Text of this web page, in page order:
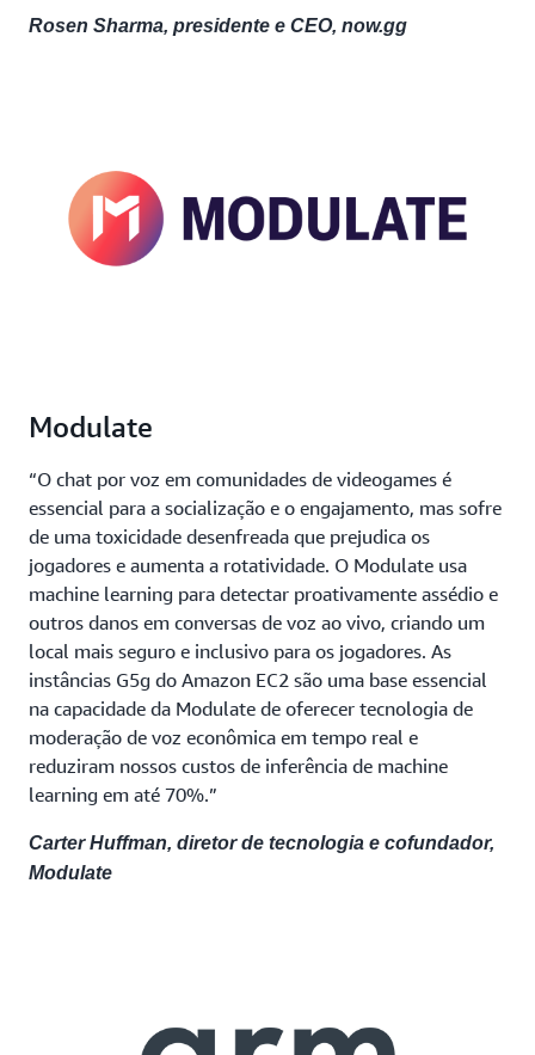
Rosen Sharma, presidente e CEO, now.gg
Modulate
“O chat por voz em comunidades de videogames é
essencial para a socialização e o engajamento, mas sofre
de uma toxicidade desenfreada que prejudica os
jogadores e aumenta a rotatividade. O Modulate usa
machine learning para detectar proativamente assédio e
outros danos em conversas de voz ao vivo, criando um
local mais seguro e inclusivo para os jogadores. As
instâncias G5g do Amazon EC2 são uma base essencial
na capacidade da Modulate de oferecer tecnologia de
moderação de voz econômica em tempo real e
reduziram nossos custos de inferência de machine
learning em até 70%.”
Carter Huffman, diretor de tecnologia e cofundador,
Modulate